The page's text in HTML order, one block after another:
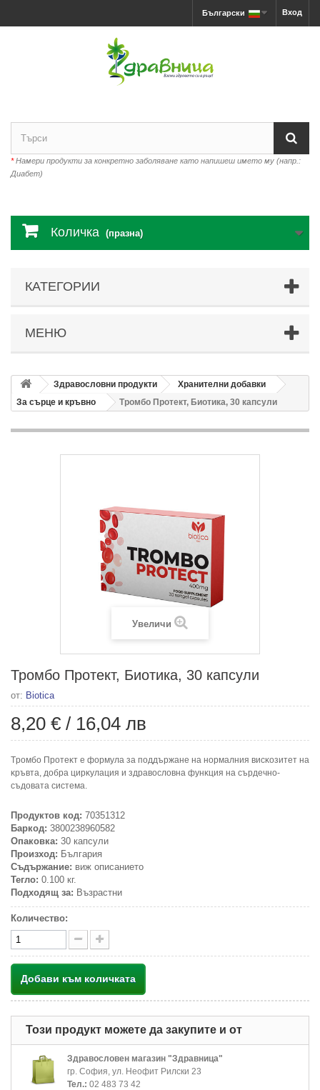
Вход
Български
*Намери продукти за конкретно заболяване като напишеш името му (напр.:
Диабет)
Количка (празна)
КАТЕГОРИИ
МЕНЮ
Здравословни продукти
Хранителни добавки
За сърце и кръвно
Тромбо Протект, Биотика, 30 капсули
Увеличи
Тромбо Протект, Биотика, 30 капсули
от: Biotica
8,20 € / 16,04 лв
Tpoмбo Πpoтeĸт e фopмyлa зa пoддъpжaнe нa нopмaлния виcĸoзитeт нa
ĸpъвтa, дoбpa циpĸyлaция и здpaвocлoвнa фyнĸция нa cъpдeчнo-
cъдoвaтa cиcтeмa.
Продуктов код: 70351312
Баркод: 3800238960582
Опаковка: 30 капсули
Произход: България
Съдържание: виж описанието
Тегло: 0.100 кг.
Подходящ за: Възрастни
Количество:
Добави към количката
Този продукт можете да закупите и от
Здравословен магазин "Здравница"
гр. София, ул. Неофит Рилски 23
Тел.: 02 483 73 42